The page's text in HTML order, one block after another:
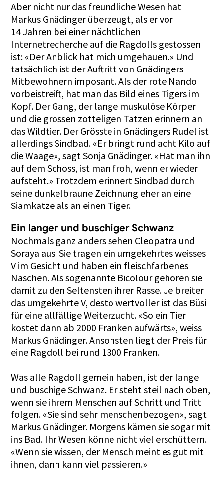
Aber nicht nur das freundliche Wesen hat
Markus Gnädinger überzeugt, als er vor
14 Jahren bei einer nächtlichen
Internetrecherche auf die Ragdolls gestossen
ist: «Der Anblick hat mich umgehauen.» Und
tatsächlich ist der Auftritt von Gnädingers
Mitbewohnern imposant. Als der rote Nando
vorbeistreift, hat man das Bild eines Tigers im
Kopf. Der Gang, der lange muskulöse Körper
und die grossen zotteligen Tatzen erinnern an
das Wildtier. Der Grösste in Gnädingers Rudel ist
allerdings Sindbad. «Er bringt rund acht Kilo auf
die Waage», sagt Sonja Gnädinger. «Hat man ihn
auf dem Schoss, ist man froh, wenn er wieder
aufsteht.» Trotzdem erinnert Sindbad durch
seine dunkelbraune Zeichnung eher an eine
Siamkatze als an einen Tiger.
Ein langer und buschiger Schwanz
Nochmals ganz anders sehen Cleopatra und
Soraya aus. Sie tragen ein umgekehrtes weis­ses
V im Gesicht und haben ein fleischfarbenes
Näschen. Als sogenannte Bicolour gehören sie
damit zu den Seltensten ihrer Rasse. Je breiter
das umgekehrte V, desto wertvoller ist das Büsi
für eine allfällige Weiterzucht. «So ein Tier
kostet dann ab 2000 Franken aufwärts», weiss
Markus Gnädinger. Ansonsten liegt der Preis für
eine Ragdoll bei rund 1300 Franken.
Was alle Ragdoll gemein haben, ist der lange
und buschige Schwanz. Er steht steil nach oben,
wenn sie ihrem Menschen auf Schritt und Tritt
folgen. «Sie sind sehr menschenbezogen», sagt
Markus Gnädinger. Morgens kämen sie sogar mit
ins Bad. Ihr Wesen könne nicht viel erschüttern.
«Wenn sie wissen, der Mensch meint es gut mit
ihnen, dann kann viel passieren.»